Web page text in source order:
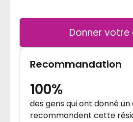
Donner votre
Recommandation
100%
des gens qui ont donné un
recommandent cette